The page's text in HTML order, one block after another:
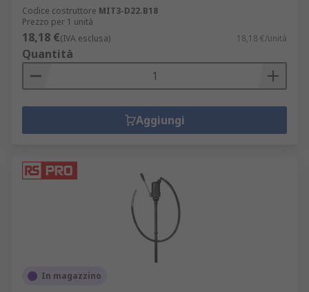
Codice costruttore MIT3-D22.B18
Prezzo per 1 unità
18,18 €(IVA esclusa) 18,18 €/unità
Quantità
Aggiungi
In magazzino